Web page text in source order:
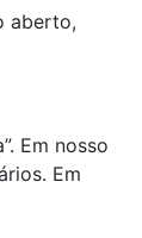
aberto,
Em nosso
Em